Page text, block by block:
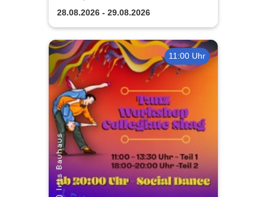
28.08.2026 - 29.08.2026
11:00 Uhr